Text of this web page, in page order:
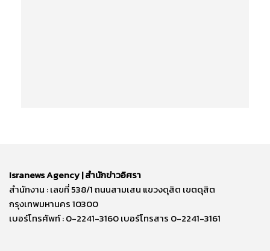
Isranews Agency | สำนักข่าวอิศรา
สำนักงาน : เลขที่ 538/1 ถนนสามเสน แขวงดุสิต เขตดุสิต
กรุงเทพมหานคร 10300
เบอร์โทรศัพท์ : 0-2241-3160 เบอร์โทรสาร 0-2241-3161